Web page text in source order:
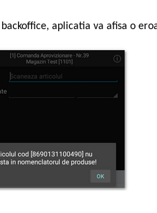
aplicatia va afisa o